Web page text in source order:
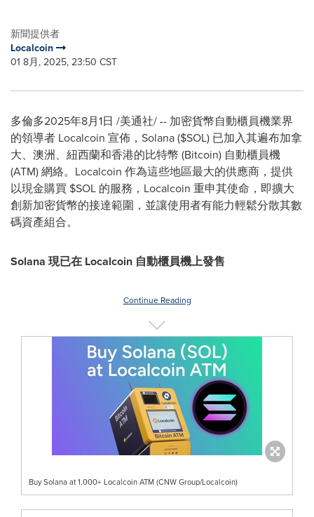
新聞提供者
Localcoin
01 8月, 2025, 23:50 CST
多倫多2025年8月1日 /美通社/ -- 加密貨幣自動櫃員機業界
的領導者 Localcoin 宣佈，Solana ($SOL) 已加入其遍布加拿
大、澳洲、紐西蘭和香港的比特幣 (Bitcoin) 自動櫃員機
(ATM) 網絡。Localcoin 作為這些地區最大的供應商，提供
以現金購買 $SOL 的服務，Localcoin 重申其使命，即擴大
創新加密貨幣的接達範圍，並讓使用者有能力輕鬆分散其數
碼資產組合。
Solana 現已在 Localcoin 自動櫃員機上發售
Continue Reading
Buy Solana at 1,000+ Localcoin ATM (CNW Group/Localcoin)